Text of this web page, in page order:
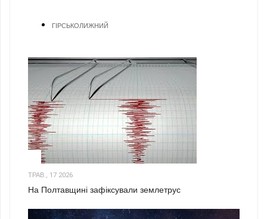
ГІРСЬКОЛИЖНИЙ
ТРАВ., 17 2026
На Полтавщині зафіксували землетрус